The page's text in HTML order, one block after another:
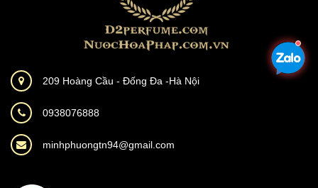
209 Hoàng Cầu - Đống Đa -Hà Nội
0938076888
minhphuongtn94@gmail.com